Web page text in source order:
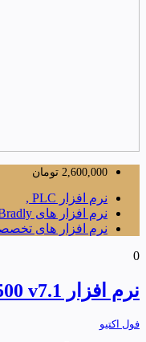
2,600,000 تومان
نرم افزار PLC ,
نرم افزار های PLC Allen Bradly ,
نرم افزار های
0
نرم افزار RsLogix 500 v7.1
فول اکتیو